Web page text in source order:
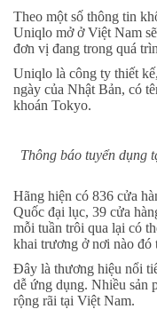
Theo một số thông tin
Uniqlo mở ở Việt Nam
đơn vị đang trong quá
Uniqlo là công ty thiết
ngày của Nhật Bản, có
khoán Tokyo.
Thông báo tuyển dụng
Hãng hiện có 836 cửa
Quốc đại lục, 39 cửa
mỗi tuần trôi qua lại có
khai trương ở nơi nào đó
Đây là thương hiệu nổi
dễ ứng dụng. Nhiều sản
rộng rãi tại Việt Nam.